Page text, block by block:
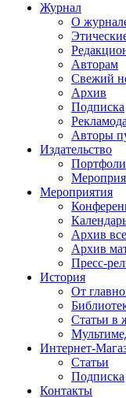
Журнал
О
Авторам
Свежий
Архив
Подписка
Авторы
Издательство
Мероприятия
Архив
Архив
Пресс-
История
От
Статьи в
Интернет-
Статьи
Подписка
Контакты